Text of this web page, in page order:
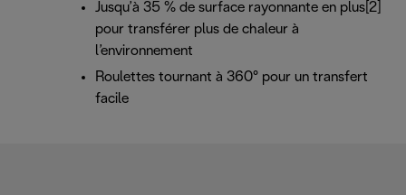
Jusqu’à 35 % de surface rayonnante en plus[2]
pour transférer plus de chaleur à
l’environnement
Roulettes tournant à 360° pour un transfert
facile